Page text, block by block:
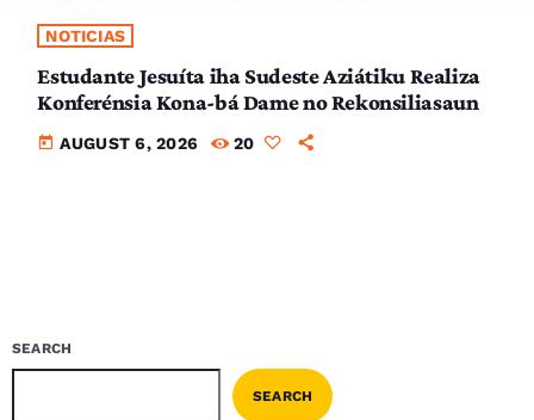
NOTICIAS
Estudante Jesuíta iha Sudeste Aziátiku Realiza
Konferénsia Kona-bá Dame no Rekonsiliasaun
today AUGUST 6, 2026 20
SEARCH
SEARCH